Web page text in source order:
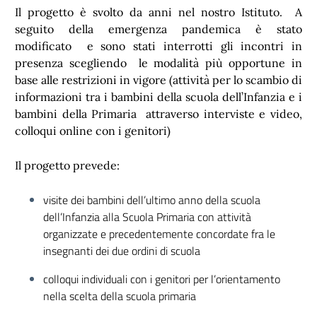
Il progetto è svolto da anni nel nostro Istituto. A
seguito della emergenza pandemica è stato
modificato e sono stati interrotti gli incontri in
presenza scegliendo le modalità più opportune in
base alle restrizioni in vigore (attività per lo scambio di
informazioni tra i bambini della scuola dell’Infanzia e i
bambini della Primaria attraverso interviste e video,
colloqui online con i genitori)
Il progetto prevede:
visite dei bambini dell’ultimo anno della scuola
dell’Infanzia alla Scuola Primaria con attività
organizzate e precedentemente concordate fra le
insegnanti dei due ordini di scuola
colloqui individuali con i genitori per l’orientamento
nella scelta della scuola primaria